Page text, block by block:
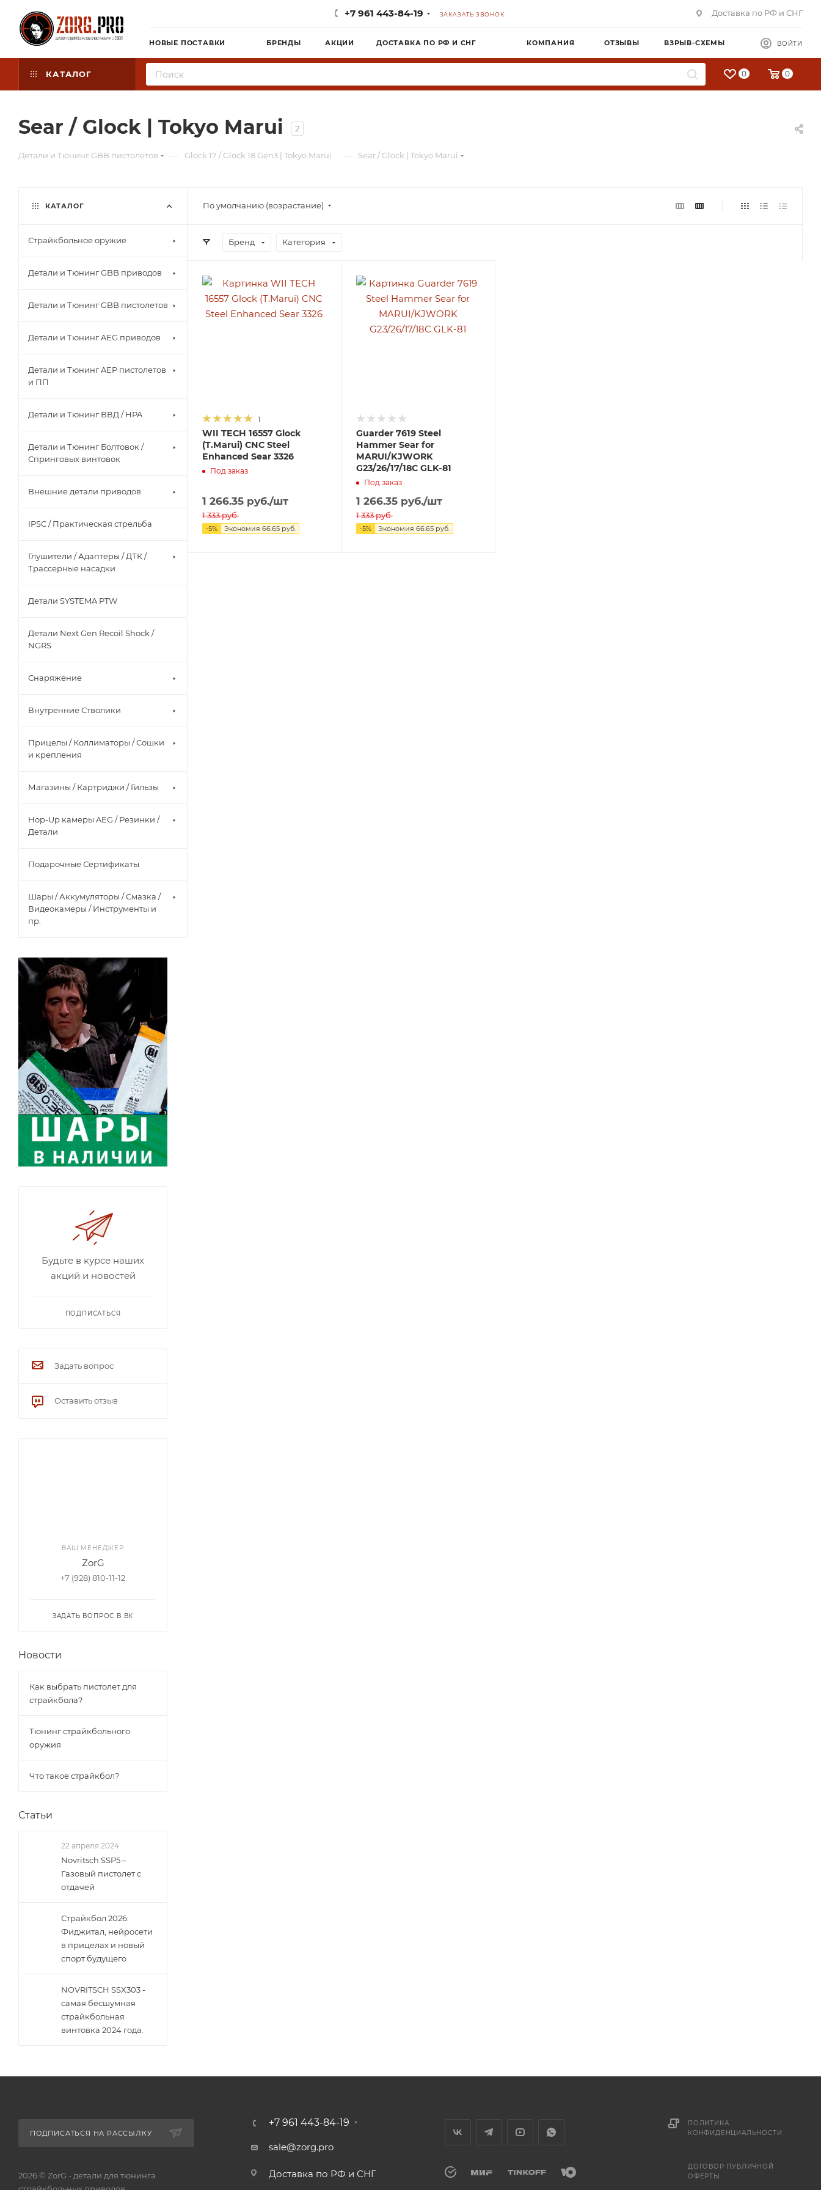
+7 961 443-84-19 ЗАКАЗАТЬ ЗВОНОК Доставка по РФ и СНГ
НОВЫЕ ПОСТАВКИ БРЕНДЫ АКЦИИ ДОСТАВКА ПО РФ И СНГ КОМПАНИЯ ОТЗЫВЫ ВЗРЫВ-СХЕМЫ ВОЙТИ
КАТАЛОГ 0 0
Sear / Glock | Tokyo Marui 2
Детали и Тюнинг GBB пистолетов — Glock 17 / Glock 18 Gen3 | Tokyo Marui — Sear / Glock | Tokyo Marui
По умолчанию (возрастание)
Бренд Категория
1
WII TECH 16557 Glock
(T.Marui) CNC Steel
Enhanced Sear 3326
Под заказ
1 266.35 руб./шт
1 333руб.
-5% Экономия 66.65 руб.
Guarder 7619 Steel
Hammer Sear for
MARUI/KJWORK
G23/26/17/18C GLK-81
Под заказ
1 266.35руб./шт
1 333руб.
-5% Экономия 66.65руб.
КАТАЛОГ
Страйкбольное оружие
Детали и Тюнинг GBB приводов
Детали и Тюнинг GBB пистолетов
Детали и Тюнинг AEG приводов
Детали и Тюнинг AEP пистолетов
и ПП
Детали и Тюнинг ВВД / HPA
Детали и Тюнинг Болтовок /
Спринговых винтовок
Внешние детали приводов
IPSC / Практическая стрельба
Глушители / Адаптеры / ДТК /
Трассерные насадки
Детали SYSTEMA PTW
Детали Next Gen Recoil Shock /
NGRS
Снаряжение
Внутренние Стволики
Прицелы / Коллиматоры / Сошки
и крепления
Магазины / Картриджи / Гильзы
Hop-Up камеры AEG / Резинки /
Детали
Подарочные Сертификаты
Шары / Аккумуляторы / Смазка /
Видеокамеры / Инструменты и
пр.
Будьте в курсе наших
акций и новостей
ПОДПИСАТЬСЯ
Задать вопрос
Оставить отзыв
ВАШ МЕНЕДЖЕР
ZorG
+7 (928) 810-11-12
ЗАДАТЬ ВОПРОС В ВК
Новости
Как выбрать пистолет для
страйкбола?
Тюнинг страйкбольного
оружия
Что такое страйкбол?
Статьи
22 апреля 2024
Novritsch SSP5 –
Газовый пистолет с
отдачей
Страйкбол 2026:
Фиджитал, нейросети
в прицелах и новый
спорт будущего
NOVRITSCH SSX303 -
самая бесшумная
страйкбольная
винтовка 2024 года.
ПОДПИСАТЬСЯ НА РАССЫЛКУ
2026 © ZorG - детали для тюнинга
+7 961 443-84-19
sale@zorg.pro
Доставка по РФ и СНГ
ПОЛИТИКА
КОНФИДЕНЦИАЛЬНОСТИ
ДОГОВОР ПУБЛИЧНОЙ
ОФЕРТЫ